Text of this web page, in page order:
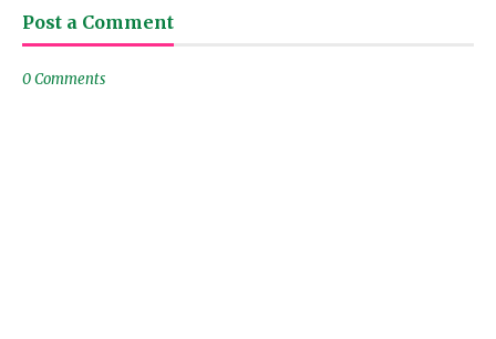
Post a Comment
0 Comments